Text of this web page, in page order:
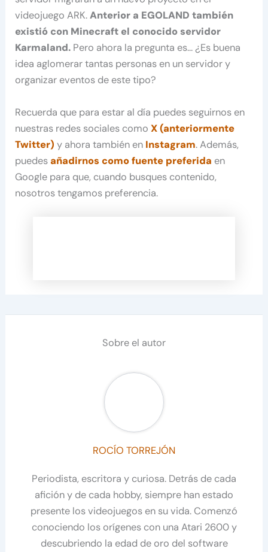
videojuego ARK.Anterior a EGOLAND también
existió con Minecraft el conocido servidor
Karmaland. Pero ahora la pregunta es… ¿Es buena
idea aglomerar tantas personas en un servidor y
organizar eventos de este tipo?
Recuerda que para estar al día puedes seguirnos en
nuestras redes sociales comoX (anteriormente
Twitter) y ahora también en Instagram. Además,
puedesañadirnos como fuente preferida en
Google para que, cuando busques contenido,
nosotros tengamos preferencia.
Sobre el autor
ROCÍO TORREJÓN
Periodista, escritora y curiosa. Detrás de cada
afición y de cada hobby, siempre han estado
presente los videojuegos en su vida. Comenzó
conociendo los orígenes con una Atari 2600 y
descubriendo la edad de oro del software